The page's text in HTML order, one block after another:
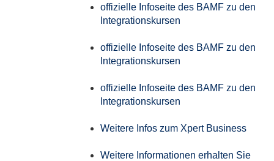
offizielle Infoseite des BAMF zu den
Integrationskursen
offizielle Infoseite des BAMF zu den
Integrationskursen
offizielle Infoseite des BAMF zu den
Integrationskursen
Weitere Infos zum Xpert Business
Weitere Informationen erhalten Sie